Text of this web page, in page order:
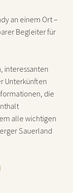
an einem Ort –
Begleiter für
interessanten
Unterkünften
die
alle wichtigen
Sauerland